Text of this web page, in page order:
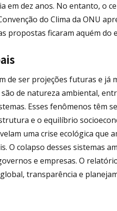
em dez anos. No entanto, o
do Clima da ONU
propostas ficaram aquém do
de ser projeções futuras e já
de natureza ambiental,
Esses fenômenos têm
e o equilíbrio
uma crise ecológica que
O colapso desses sistemas
e empresas. O
transparência e